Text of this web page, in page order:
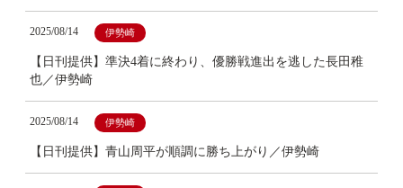
2025/08/14 伊勢崎
【日刊提供】準決4着に終わり、優勝戦進出を逃した長田稚
也／伊勢崎
2025/08/14 伊勢崎
【日刊提供】青山周平が順調に勝ち上がり／伊勢崎